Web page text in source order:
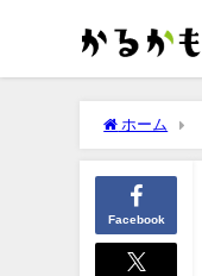
ホーム
Facebook